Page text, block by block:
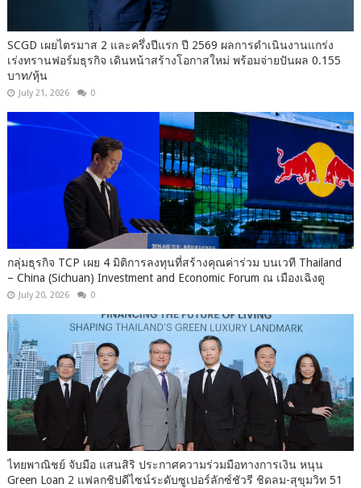
SCGD เผยไตรมาส 2 และครึ่งปีแรก ปี 2569 ผลการดำเนินงานแกร่ง
เร่งทรานฟอร์มธุรกิจ เดินหน้าสร้างโอกาสใหม่ พร้อมจ่ายปันผล 0.155
บาท/หุ้น
July 21, 2026 0
กลุ่มธุรกิจ TCP เผย 4 มิติการลงทุนที่สร้างคุณค่าร่วม บนเวที Thailand
– China (Sichuan) Investment and Economic Forum ณ เมืองเฉิงตู
July 20, 2026 0
ไทยพาณิชย์ จับมือ แสนสิริ ประกาศความร่วมมือทางการเงิน หนุน
Green Loan 2 แฟลกชิปดีไซน์ระดับซูเปอร์ลักซ์ชัวรี ชิดลม-สุขุมวิท 51